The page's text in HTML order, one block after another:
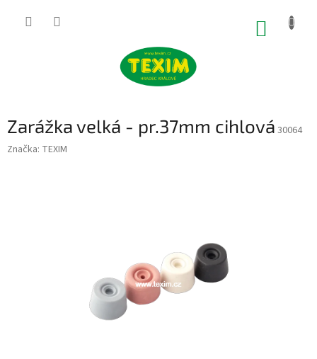
Zarážka velká - pr.37mm cihlová 30064
Značka: TEXIM